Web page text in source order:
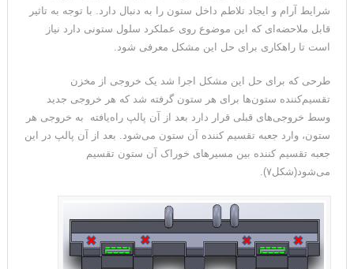
شرایط آرام و ایجاد تلاطم داخل ستون را به دنبال دارد. با توجه به تاثیر
قابل ملاحضه‌ای که این موضوع روی عملکرد سلول ستونی دارد نیاز
است تا راهکاری برای حل این مشکل معرفی شود.
طرحی که برای حل این مشکل اجرا شد یک خروجی از مخزن
تقسیم‌کننده ستون‌ها برای هر ستون گرفته شد که هر خروجی جدید
وسط خروجی‌های قبلی قرار دارد بعد از آن پالپ راه‌یافته به خروجی هر
ستون، وارد جعبه تقسیم کننده آن ستون می‌شود. بعد از آن پالپ در این
جعبه تقسیم کننده بین مسیرهای خوراک آن ستون تقسیم
می‌شود(شکل۷).